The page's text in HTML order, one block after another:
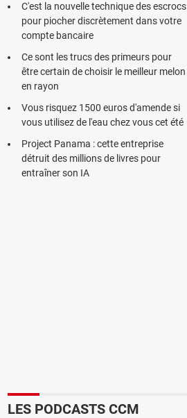
de créer un nombre illimité de fiche
de fiche par article peut aussi
chaquelivraison, venant du
les ventes et les règlements.
selon la législation fiscale en
. Le paramétrage des taxes sur les
le TPS/TVH pour le Canada et bien
graphique. - Facilité de la prise en
C'est la nouvelle technique des escrocs
pour piocher discrètement dans votre
compte bancaire
Ce sont les trucs des primeurs pour
être certain de choisir le meilleur melon
en rayon
Vous risquez 1500 euros d'amende si
vous utilisez de l'eau chez vous cet été
Project Panama : cette entreprise
détruit des millions de livres pour
entraîner son IA
LES PODCASTS CCM